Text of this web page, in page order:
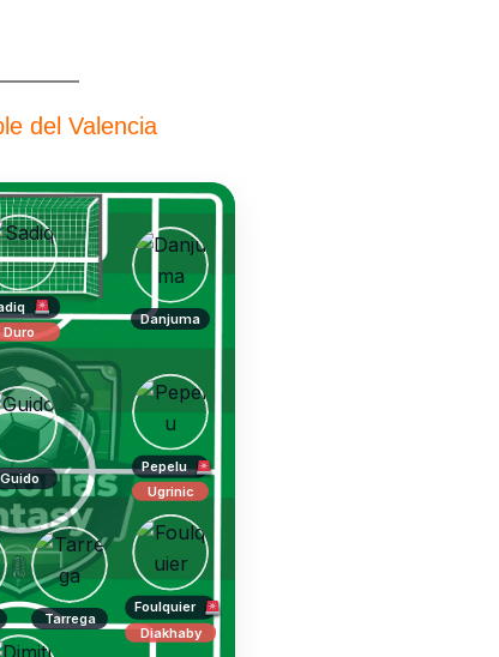
del Valencia
Tarrega
Foulquier
Diakhaby
Guido
Pepelu
Ugrinic
Duro
Danjuma